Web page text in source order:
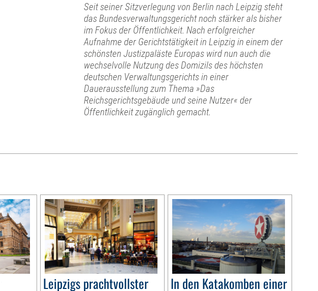
Seit seiner Sitzverlegung von Berlin nach Leipzig steht
das Bundesverwaltungsgericht noch stärker als bisher
im Fokus der Öffentlichkeit. Nach erfolgreicher
Aufnahme der Gerichtstätigkeit in Leipzig in einem der
schönsten Justizpaläste Europas wird nun auch die
wechselvolle Nutzung des Domizils des höchsten
deutschen Verwaltungsgerichts in einer
Dauerausstellung zum Thema »Das
Reichsgerichtsgebäude und seine Nutzer« der
Öffentlichkeit zugänglich gemacht.
Leipzigs prachtvollster
In den Katakomben einer